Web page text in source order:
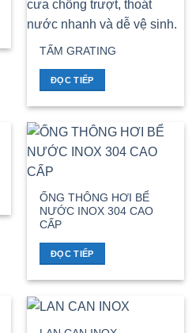
TẤM GRATING
ĐỌC TIẾP
ỐNG THÔNG HƠI BỂ
NƯỚC INOX 304 CAO
CẤP
ĐỌC TIẾP